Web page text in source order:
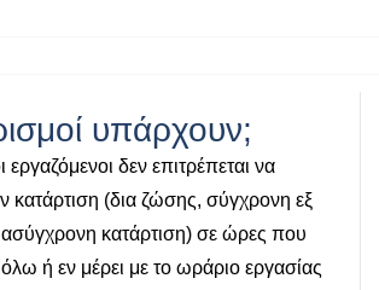
υπάρχουν;
δεν επιτρέπεται να
κατάρτιση (δια ζώσης, σύγχρονη εξ
κατάρτιση) σε ώρες που
ή εν μέρει με το ωράριο εργασίας